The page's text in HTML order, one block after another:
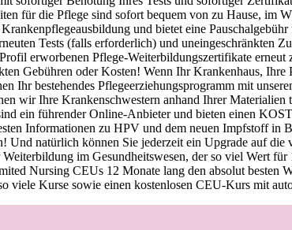
für die Pflege sind sofort bequem von zu Hause, im
und bietet eine
Tests (falls erforderlich) und uneingeschränkten
erworbenen Pflege-Weiterbildungszertifikate erneut
Gebühren oder Kosten! Wenn Ihr Krankenhaus,
Ihr bestehendes Pflegeerziehungsprogramm mit
wir Ihre Krankenschwestern anhand Ihrer
ein führender Online-Anbieter und bieten einen
Informationen zu HPV und dem neuen Impfstoff
Und natürlich können Sie jederzeit ein Upgrade auf
im Gesundheitswesen, der so viel Wert
Nursing CEUs 12 Monate lang den absolut besten
viele Kurse sowie einen kostenlosen CEU-Kurs mit